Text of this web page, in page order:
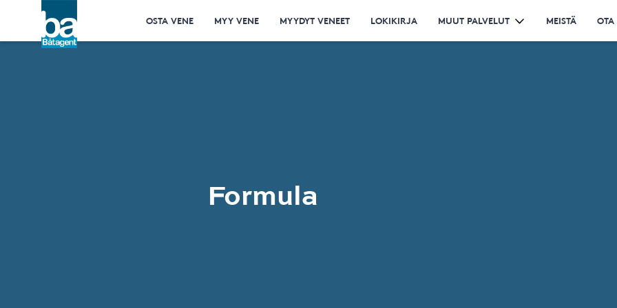
OSTA VENE MYY VENE MYYDYT VENEET LOKIKIRJA MUUT PALVELUT MEISTÄ OTA
Formula